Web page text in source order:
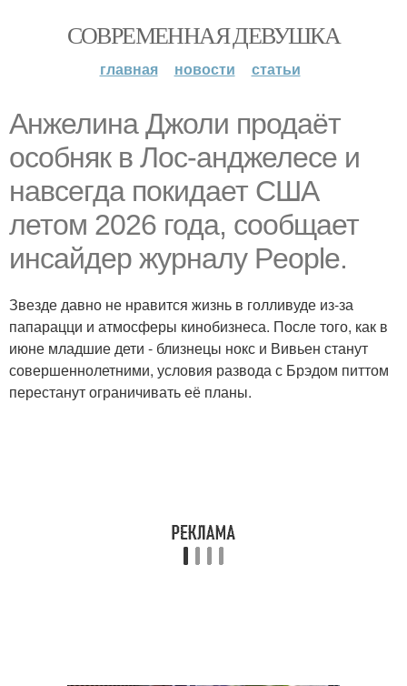
СОВРЕМЕННАЯ ДЕВУШКА
главная новости статьи
Анжелина Джоли продаёт
особняк в Лос-анджелесе и
навсегда покидает США
летом 2026 года, сообщает
инсайдер журналу People.
Звезде давно не нравится жизнь в голливуде из-за
папарацци и атмосферы кинобизнеса. После того, как в
июне младшие дети - близнецы нокс и Вивьен станут
совершеннолетними, условия развода с Брэдом питтом
перестанут ограничивать её планы.